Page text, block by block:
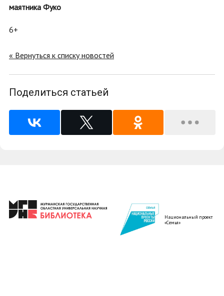
маятника Фуко
6+
« Вернуться к списку новостей
Поделиться статьей
Национальный проект
«Семья»